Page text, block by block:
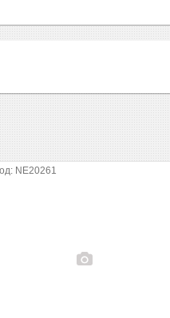
NE20261